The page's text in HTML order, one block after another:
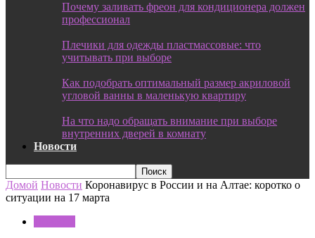
Почему заливать фреон для кондиционера должен
профессионал
Плечики для одежды пластмассовые: что
учитывать при выборе
Как подобрать оптимальный размер акриловой
угловой ванны в маленькую квартиру
На что надо обращать внимание при выборе
внутренних дверей в комнату
Новости
Домой Новости Коронавирус в России и на Алтае: коротко о
ситуации на 17 марта